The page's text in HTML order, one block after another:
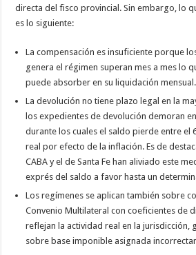
directa del fisco provincial. Sin embargo, lo
es lo siguiente:
La compensación es insuficiente porque
genera el régimen superan mes a mes lo
puede absorber en su liquidación mensual.
La devolución no tiene plazo legal en la
los expedientes de devolución demoran
durante los cuales el saldo pierde entre el
real por efecto de la inflación. Es de
CABA y el de Santa Fe han aliviado este
exprés del saldo a favor hasta un
Los regímenes se aplican también sobre
Convenio Multilateral con coeficientes de
reflejan la actividad real en la jurisdicción,
sobre base imponible asignada